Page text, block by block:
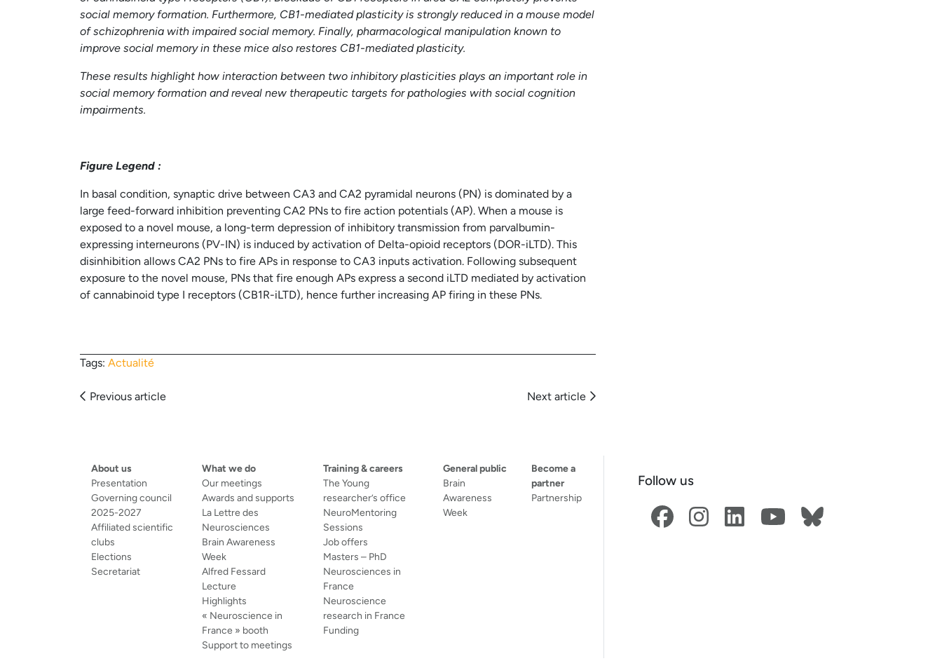
social memory formation. Furthermore, CB1-mediated plasticity is strongly reduced in a mouse model
of schizophrenia with impaired social memory. Finally, pharmacological manipulation known to
improve social memory in these mice also restores CB1-mediated plasticity.
These results highlight how interaction between two inhibitory plasticities plays an important role in
social memory formation and reveal new therapeutic targets for pathologies with social cognition
impairments.
Figure Legend :
In basal condition, synaptic drive between CA3 and CA2 pyramidal neurons (PN) is dominated by a
large feed-forward inhibition preventing CA2 PNs to fire action potentials (AP). When a mouse is
exposed to a novel mouse, a long-term depression of inhibitory transmission from parvalbumin-
expressing interneurons (PV-IN) is induced by activation of Delta-opioid receptors (DOR-iLTD). This
disinhibition allows CA2 PNs to fire APs in response to CA3 inputs activation. Following subsequent
exposure to the novel mouse, PNs that fire enough APs express a second iLTD mediated by activation
of cannabinoid type I receptors (CB1R-iLTD), hence further increasing AP firing in these PNs.
Tags: Actualité
Articles
Previous article Next article
About us
Presentation
Governing council
2025-2027
Affiliated scientific
clubs
Elections
Secretariat
What we do
Our meetings
Awards and supports
La Lettre des
Neurosciences
Brain Awareness
Week
Alfred Fessard
Lecture
Highlights
« Neuroscience in
France » booth
Support to meetings
Training & careers
The Young
researcher’s office
NeuroMentoring
Sessions
Job offers
Masters – PhD
Neurosciences in
France
Neuroscience
research in France
Funding
General public
Brain
Awareness
Week
Become a
partner
Partnership
Follow us